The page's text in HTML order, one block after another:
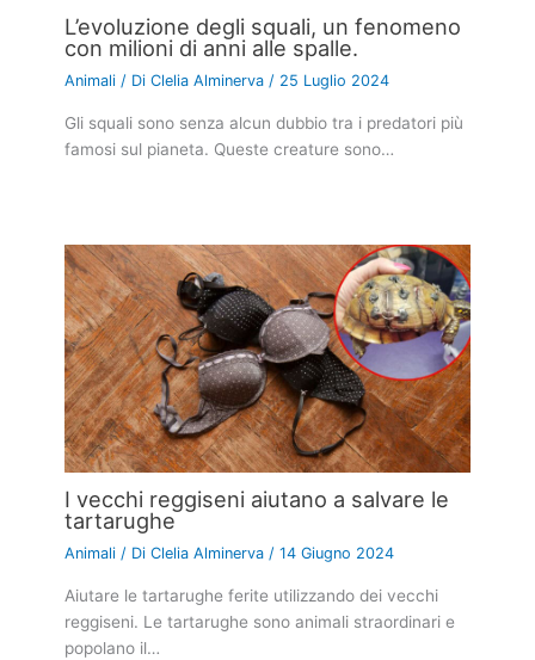
L’evoluzione degli squali, un fenomeno
con milioni di anni alle spalle.
Animali / DiClelia Alminerva/ 25 Luglio 2024
Gli squali sono senza alcun dubbio tra i predatori più
famosi sul pianeta. Queste creature sono…
I vecchi reggiseni aiutano a salvare le
tartarughe
Animali / DiClelia Alminerva/14 Giugno 2024
Aiutare le tartarughe ferite utilizzando dei vecchi
reggiseni. Le tartarughe sono animali straordinari e
popolano il…